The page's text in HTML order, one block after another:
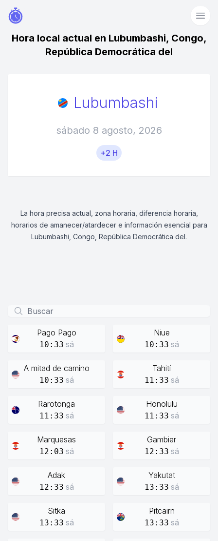
Hora local actual en Lubumbashi, Congo,
República Democrática del
Lubumbashi
sábado 8 agosto, 2026
+2 H
La hora precisa actual, zona horaria, diferencia horaria,
horarios de amanecer/atardecer e información esencial para
Lubumbashi, Congo, República Democrática del.
Pago Pago
10:33 sá
Niue
10:33 sá
A mitad de camino
10:33 sá
Tahití
11:33 sá
Rarotonga
11:33 sá
Honolulu
11:33 sá
Marquesas
12:03 sá
Gambier
12:33 sá
Adak
12:33 sá
Yakutat
13:33 sá
Sitka
13:33 sá
Pitcairn
13:33 sá